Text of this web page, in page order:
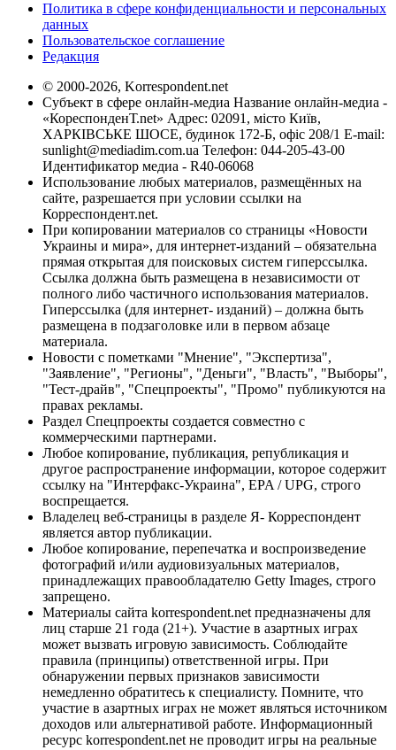
Политика в сфере конфиденциальности и персональных
данных
Пользовательское соглашение
Редакция
© 2000-2026, Korrespondent.net
Субъект в сфере онлайн-медиа Название онлайн-медиа -
«КореспонденТ.net» Адрес: 02091, місто Київ,
ХАРКІВСЬКЕ ШОСЕ, будинок 172-Б, офіс 208/1 E-mail:
sunlight@mediadim.com.ua Телефон: 044-205-43-00
Идентификатор медиа - R40-06068
Использование любых материалов, размещённых на
сайте, разрешается при условии ссылки на
Корреспондент.net.
При копировании материалов со страницы «Новости
Украины и мира», для интернет-изданий – обязательна
прямая открытая для поисковых систем гиперссылка.
Ссылка должна быть размещена в независимости от
полного либо частичного использования материалов.
Гиперссылка (для интернет- изданий) – должна быть
размещена в подзаголовке или в первом абзаце
материала.
Новости с пометками "Мнение", "Экспертиза",
"Заявление", "Регионы", "Деньги", "Власть", "Выборы",
"Тест-драйв", "Спецпроекты", "Промо" публикуются на
правах рекламы.
Раздел Спецпроекты создается совместно с
коммерческими партнерами.
Любое копирование, публикация, републикация и
другое распространение информации, которое содержит
ссылку на "Интерфакс-Украина", EPA / UPG, строго
воспрещается.
Владелец веб-страницы в разделе Я- Корреспондент
является автор публикации.
Любое копирование, перепечатка и воспроизведение
фотографий и/или аудиовизуальных материалов,
принадлежащих правообладателю Getty Images, строго
запрещено.
Материалы сайта korrespondent.net предназначены для
лиц старше 21 года (21+). Участие в азартных играх
может вызвать игровую зависимость. Соблюдайте
правила (принципы) ответственной игры. При
обнаружении первых признаков зависимости
немедленно обратитесь к специалисту. Помните, что
участие в азартных играх не может являться источником
доходов или альтернативой работе. Информационный
ресурс korrespondent.net не проводит игры на реальные